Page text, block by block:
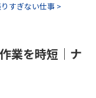
すぎない仕事 >
業を時短｜ナ